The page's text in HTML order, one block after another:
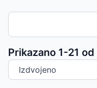
Prikazano 1-21 od
Sortiranje proizvoda